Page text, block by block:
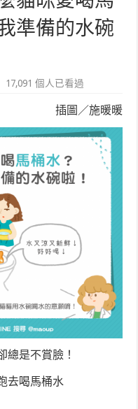
準備的水碗
17,091 個人已看過
插圖／施暖暖
總是不賞臉！
去喝馬桶水